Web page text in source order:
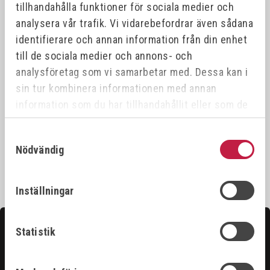
tillhandahålla funktioner för sociala medier och
analysera vår trafik. Vi vidarebefordrar även sådana
identifierare och annan information från din enhet
till de sociala medier och annons- och
analysföretag som vi samarbetar med. Dessa kan i
sin tur kombinera informationen med annan
information som du har tillhandahållit eller som de
har samlat in när du har använt deras tjänster.
Nödvändig
Inställningar
Statistik
SVETSVINKELMAGNET
(PIL)
180,00 kr
STRONGHAND
ARMSTÖD
Kontakta oss